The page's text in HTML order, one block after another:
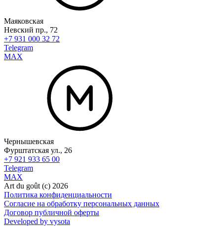
Маяковская
Невский пр., 72
+7 931 000 32 72
Telegram
MAX
Чернышевская
Фурштатская ул., 26
+7 921 933 65 00
Telegram
MAX
Art du goût (с) 2026
Политика конфиденциальности
Согласие на обработку персональных данных
Договор публичной оферты
Developed by vysota